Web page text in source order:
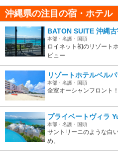
沖縄県の注目の宿・ホテル
BATON SUITE 沖縄
本部・名護・国頭
ロイネット初のリゾート
ビュー
リゾートホテルベル
本部・名護・国頭
全室オーシャンフロント
プライベートヴィラ
本部・名護・国頭
サントリーニのような白
め。